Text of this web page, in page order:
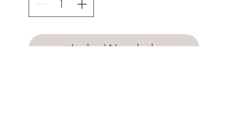
In den Warenkorb